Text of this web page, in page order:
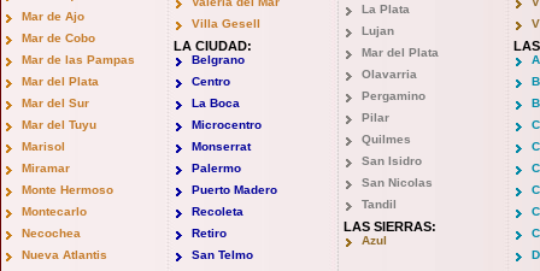
Mar de Ajo
Mar de Cobo
Mar de las Pampas
Mar del Plata
Mar del Sur
Mar del Tuyu
Marisol
Miramar
Monte Hermoso
Montecarlo
Necochea
Nueva Atlantis
Villa Gesell
LA CIUDAD:
Belgrano
Centro
La Boca
Microcentro
Monserrat
Palermo
Puerto Madero
Recoleta
Retiro
San Telmo
La Plata
Lujan
Mar del Plata
Olavarria
Pergamino
Pilar
Quilmes
San Isidro
San Nicolas
Tandil
LAS SIERRAS:
Azul